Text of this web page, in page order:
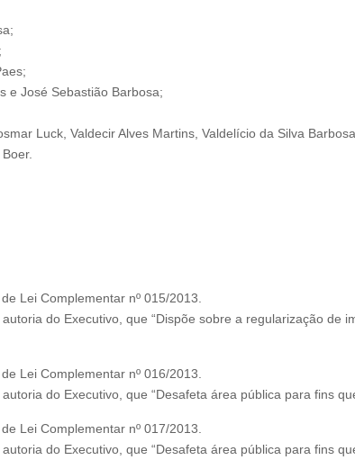
e José Sebastião Barbosa;
Luck, Valdecir Alves Martins, Valdelício da Silva
Lei Complementar nº 015/2013.
do Executivo, que “Dispõe sobre a regularização
Lei Complementar nº 016/2013.
do Executivo, que “Desafeta área pública para fins
Lei Complementar nº 017/2013.
do Executivo, que “Desafeta área pública para fins